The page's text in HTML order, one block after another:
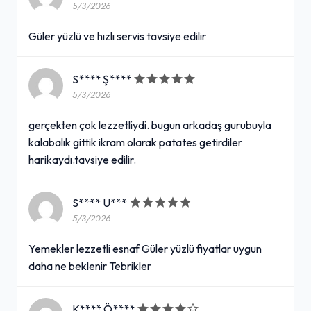
+
Tantuni Dünyası Özel Salata
100,00₺
120,00₺
5/3/2026
Güler yüzlü ve hızlı servis tavsiye edilir
S**** Ş****
5/3/2026
gerçekten çok lezzetliydi. bugun arkadaş gurubuyla
kalabalık gittik ikram olarak patates getirdiler
harikaydı.tavsiye edilir.
S**** U***
5/3/2026
Yemekler lezzetli esnaf Güler yüzlü fiyatlar uygun
daha ne beklenir Tebrikler